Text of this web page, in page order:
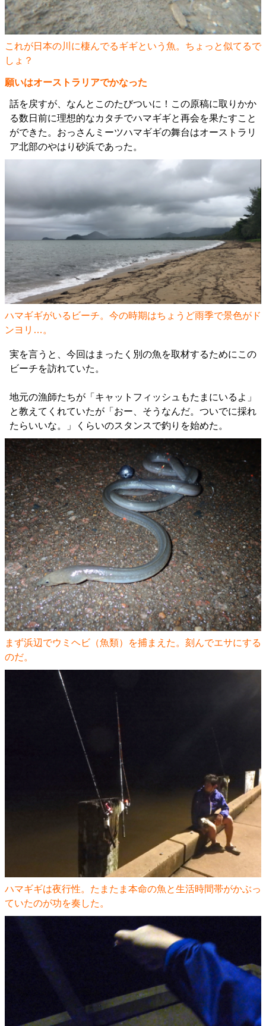
これが日本の川に棲んでるギギという魚。ちょっと似てるで
しょ？
願いはオーストラリアでかなった
話を戻すが、なんとこのたびついに！この原稿に取りかか
る数日前に理想的なカタチでハマギギと再会を果たすこと
ができた。おっさんミーツハマギギの舞台はオーストラリ
ア北部のやはり砂浜であった。
ハマギギがいるビーチ。今の時期はちょうど雨季で景色がド
ンヨリ…。
実を言うと、今回はまったく別の魚を取材するためにこの
ビーチを訪れていた。
地元の漁師たちが「キャットフィッシュもたまにいるよ」
と教えてくれていたが「おー、そうなんだ。ついでに採れ
たらいいな。」くらいのスタンスで釣りを始めた。
まず浜辺でウミヘビ（魚類）を捕まえた。刻んでエサにする
のだ。
ハマギギは夜行性。たまたま本命の魚と生活時間帯がかぶっ
ていたのが功を奏した。